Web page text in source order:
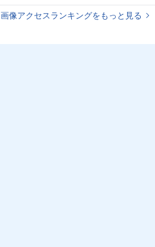
画像アクセスランキングをもっと見る